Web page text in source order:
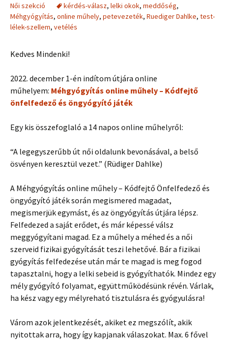
Női szekció
kérdés-válasz, lelki okok, meddőség,
Méhgyógyítás, online műhely, petevezeték, Ruediger Dahlke, test-
lélek-szellem, vetélés
Kedves Mindenki!
2022. december 1-én indítom útjára online
műhelyem: Méhgyógyítás online műhely – Kódfejtő
önfelfedező és öngyógyító játék
Egy kis összefoglaló a 14 napos online műhelyről:
“A legegyszerűbb út női oldalunk bevonásával, a belső
ösvényen keresztül vezet.” (Rüdiger Dahlke)
A Méhgyógyítás online műhely – Kódfejtő Önfelfedező és
öngyógyító játék során megismered magadat,
megismerjük egymást, és az öngyógyítás útjára lépsz.
Felfedezed a saját erődet, és már képessé válsz
meggyógyítani magad. Ez a műhely a méhed és a női
szerveid fizikai gyógyítását teszi lehetővé. Bár a fizikai
gyógyítás felfedezése után már te magad is meg fogod
tapasztalni, hogy a lelki sebeid is gyógyíthatók. Mindez egy
mély gyógyító folyamat, együttműködésünk révén. Várlak,
ha kész vagy egy mélyreható tisztulásra és gyógyulásra!
Várom azok jelentkezését, akiket ez megszólít, akik
nyitottak arra, hogy így kapjanak válaszokat. Max. 6 fővel